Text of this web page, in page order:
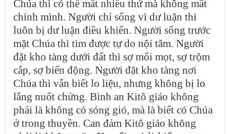
Chúa thì có thể mất nhiều thứ mà không mất
chính mình. Người chỉ sống vì dư luận thì
luôn bị dư luận điều khiển. Người sống trước
mặt Chúa thì tìm được tự do nội tâm. Người
đặt kho tàng dưới đất thì sợ mối mọt, sợ trộm
cắp, sợ biến động. Người đặt kho tàng nơi
Chúa thì vẫn biết lo liệu, nhưng không bị lo
lắng nuốt chửng. Bình an Kitô giáo không
phải là không có sóng gió, mà là biết có Chúa
ở trong thuyền. Can đảm Kitô giáo không